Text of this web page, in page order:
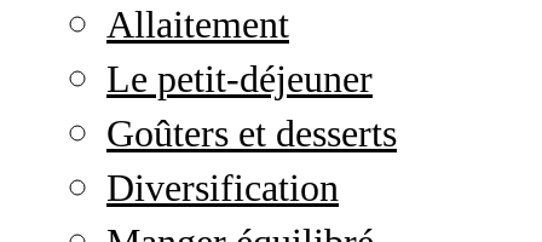
Allaitement
Le petit-déjeuner
Goûters et desserts
Diversification